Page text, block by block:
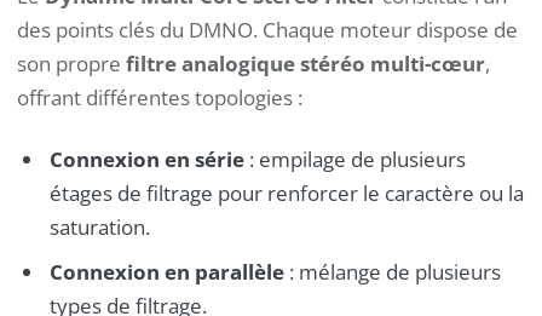
des points clés du DMNO. Chaque moteur dispose de
son propre filtre analogique stéréo multi-cœur,
offrant différentes topologies :
Connexion en série: empilage de plusieurs
étages de filtrage pour renforcer le caractère ou la
saturation.
Connexion en parallèle: mélange de plusieurs
types de filtrage.